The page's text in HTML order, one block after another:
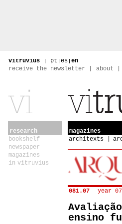
vitruvius | pt | es | en
receive the newsletter
about
research
bookshelf
newspaper
magazines
in vitruvius
magazines
architexts
081.07 year
ensino